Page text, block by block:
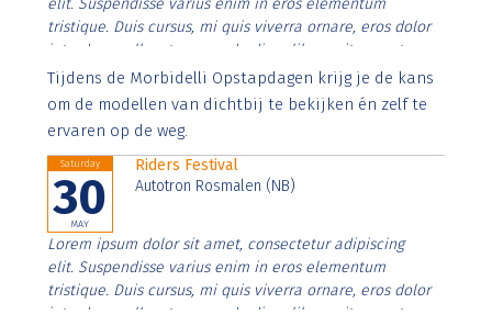
elit. Suspendisse varius enim in eros elementum
tristique. Duis cursus, mi quis viverra ornare, eros dolor
interdum nulla, ut commodo diam libero vitae erat.
Aenean faucibus nibh et justo cursus id rutrum lorem
imperdiet. Nunc ut sem vitae risus tristique posuere.
Tijdens de Morbidelli Opstapdagen krijg je de kans
om de modellen van dichtbij te bekijken én zelf te
ervaren op de weg.
Saturday
30
MAY
Riders Festival
Autotron Rosmalen (NB)
Lorem ipsum dolor sit amet, consectetur adipiscing
elit. Suspendisse varius enim in eros elementum
tristique. Duis cursus, mi quis viverra ornare, eros dolor
interdum nulla, ut commodo diam libero vitae erat.